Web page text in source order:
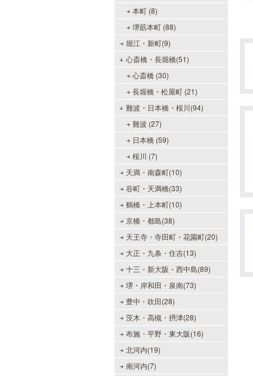
本町 (8)
堺筋本町 (88)
堀江・新町(9)
心斎橋・長堀橋(51)
心斎橋 (30)
長堀橋・松屋町 (21)
難波・日本橋・桜川(94)
難波 (27)
日本橋 (59)
桜川 (7)
天満・南森町(10)
谷町・天満橋(33)
鶴橋・上本町(10)
京橋・都島(38)
天王寺・寺田町・花園町(20)
大正・九条・住吉(13)
十三・新大阪・西中島(89)
堺・岸和田・泉南(73)
豊中・吹田(28)
茨木・高槻・摂津(28)
布施・平野・東大阪(16)
北河内(19)
南河内(7)